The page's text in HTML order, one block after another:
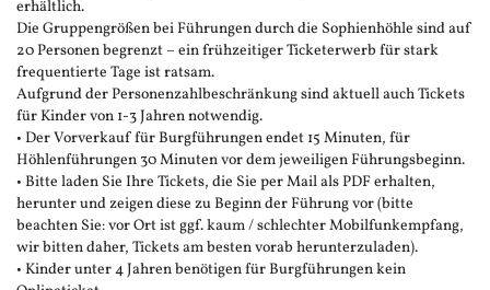
erhältlich.
Die Gruppengrößen bei Führungen durch die Sophienhöhle sind auf
20 Personen begrenzt – ein frühzeitiger Ticketerwerb für stark
frequentierte Tage ist ratsam.
Aufgrund der Personenzahlbeschränkung sind aktuell auch Tickets
für Kinder von 1-3 Jahren notwendig.
• Der Vorverkauf für Burgführungen endet 15 Minuten, für
Höhlenführungen 30 Minuten vor dem jeweiligen Führungsbeginn.
• Bitte laden Sie Ihre Tickets, die Sie per Mail als PDF erhalten,
herunter und zeigen diese zu Beginn der Führung vor (bitte
beachten Sie: vor Ort ist ggf. kaum / schlechter Mobilfunkempfang,
wir bitten daher, Tickets am besten vorab herunterzuladen).
• Kinder unter 4 Jahren benötigen für Burgführungen kein